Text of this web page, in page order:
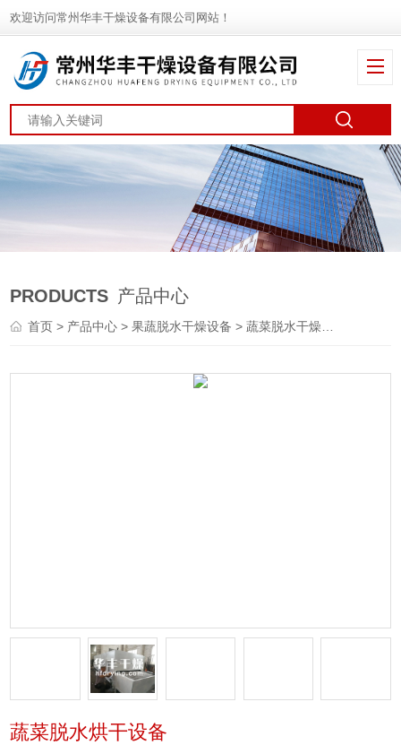
欢迎访问常州华丰干燥设备有限公司网站！
PRODUCTS 产品中心
首页> 产品中心 >果蔬脱水干燥设备 >蔬菜脱水干燥机
蔬菜脱水烘干设备